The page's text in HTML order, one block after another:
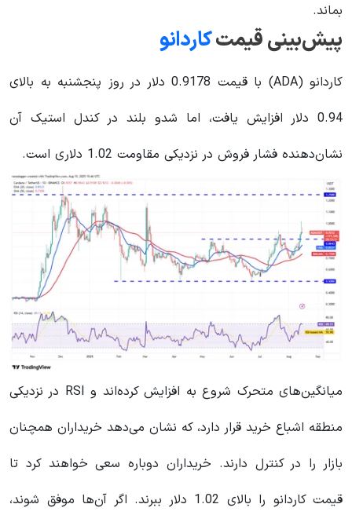
بماند.
پیش‌بینی قیمتکاردانو
کاردانو (ADA) با قیمت 0.9178 دلار در روز پنجشنبه به بالای
0.94 دلار افزایش یافت، اما شدو بلند در کندل استیک آن
نشان‌دهنده فشار فروش در نزدیکی مقاومت 1.02 دلاری است.
میانگین‌های متحرک شروع به افزایش کرده‌اند و RSI در نزدیکی
منطقه اشباع خرید قرار دارد، که نشان می‌دهد خریداران همچنان
بازار را در کنترل دارند. خریداران دوباره سعی خواهند کرد تا
قیمت کاردانو را بالای 1.02 دلار ببرند. اگر آن‌ها موفق شوند،